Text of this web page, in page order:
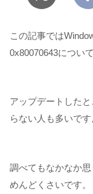
この記事では
0x80070643につい
アップデートした
らない人も多いです
調べてもなかなか
めんどくさいです。